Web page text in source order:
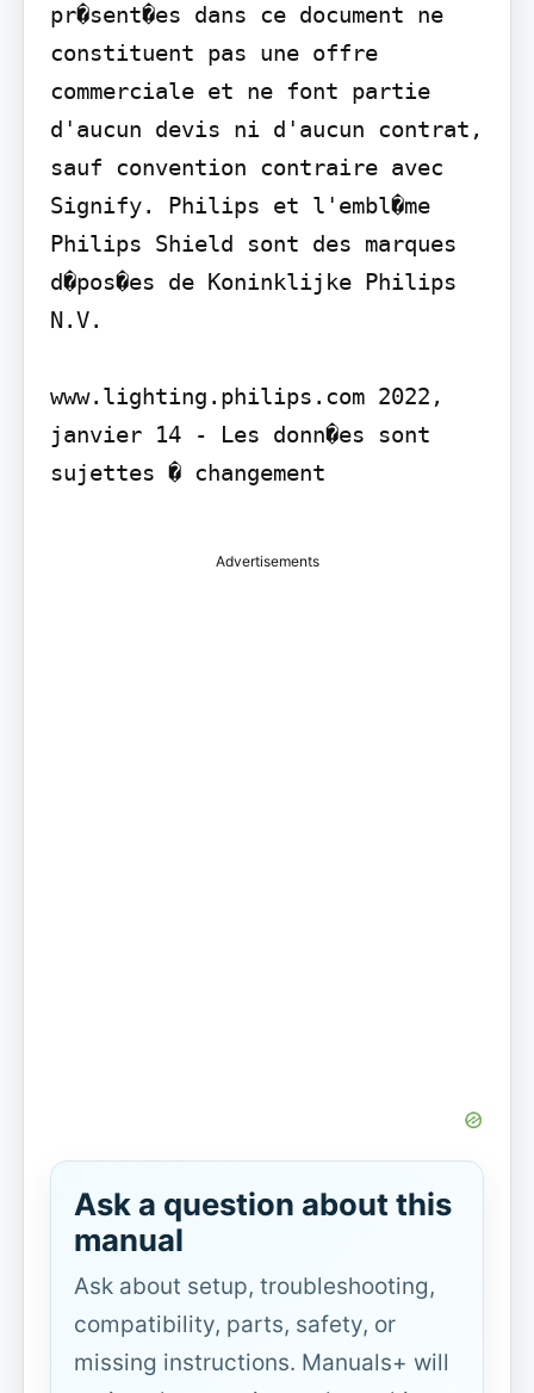
pr�sent�es dans ce document ne
constituent pas une offre
commerciale et ne font partie
d'aucun devis ni d'aucun contrat,
sauf convention contraire avec
Signify. Philips et l'embl�me
Philips Shield sont des marques
d�pos�es de Koninklijke Philips
N.V.
www.lighting.philips.com 2022,
janvier 14 - Les donn�es sont
sujettes � changement
Advertisements
Ask a question about this
manual
Ask about setup, troubleshooting,
compatibility, parts, safety, or
missing instructions. Manuals+ will